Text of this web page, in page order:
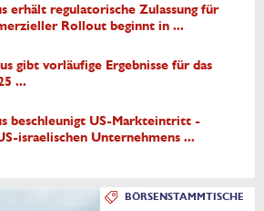
erhält regulatorische Zulassung für
Rollout beginnt in ...
gibt vorläufige Ergebnisse für das
...
beschleunigt US-Markteintritt -
israelischen Unternehmens ...
BÖRSENSTAMMTISCHE